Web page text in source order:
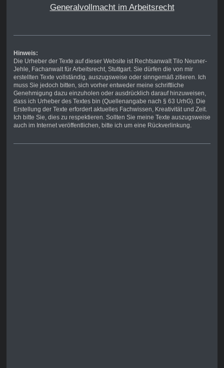
Generalvollmacht im Arbeitsrecht
Hinweis:
Die Urheber der Texte auf dieser Website ist Rechtsanwalt Tilo Neuner-
Jehle, Fachanwalt für Arbeitsrecht, Stuttgart. Sie dürfen die von mir
erstellten Texte vollständig, auszugsweise oder sinngemäß zitieren. Ich
muss Sie jedoch bitten, sich vorher entweder meine schriftliche
Genehmigung dazu einzuholen oder ausdrücklich darauf hinzuweisen,
dass ich Urheber des Textes bin (Quellenangabe nach § 63 UrhG). Die
Erstellung der Texte erfordert aktuelles Fachwissen, Kreativität und Zeit.
Ich bitte Sie, dies zu respektieren. Sollten Sie meine Texte auszugsweise
auch im Internet veröffentlichen, bitte ich um eine Rückverlinkung.